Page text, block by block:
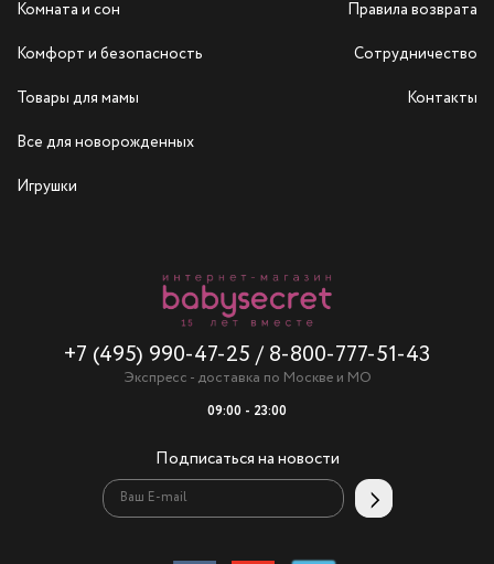
Комната и сон
Комфорт и безопасность
Товары для мамы
Все для новорожденных
Игрушки
+7 (495) 990-47-25 / 8-800-777-51-43
Экспресс - доставка по Москве и МО
09:00 - 23:00
Подписаться на новости
Правила возврата
Сотрудничество
Контакты